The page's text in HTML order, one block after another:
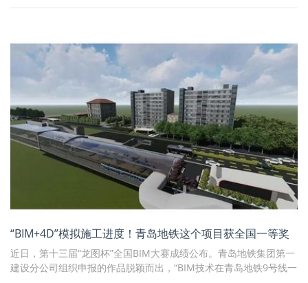
“BIM+4D”模拟施工进度！青岛地铁这个项目获全国一等奖
近日，第十三届“龙图杯”全国BIM大赛成绩公布。青岛地铁集团第一
建设分公司组织申报的作品脱颖而出，“BIM技术在青岛地铁9号线一